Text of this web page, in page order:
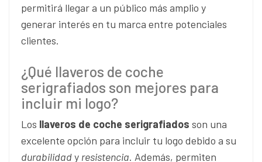
permitirá llegar a un público más amplio y
generar interés en tu marca entre potenciales
clientes.
¿Qué llaveros de coche
serigrafiados son mejores para
incluir mi logo?
Los llaveros de coche serigrafiados son una
excelente opción para incluir tu logo debido a su
durabilidady resistencia. Además, permiten